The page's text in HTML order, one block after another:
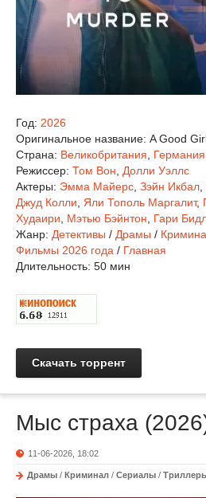
Год: 2026
Оригинальное название: A Good
Страна: Великобритания
Германия
Режиссер: Том Вон
Долли Уэллс
Актеры: Эмма Майерс Зэйн Икбал
Джуд Колли
Яли Тополь Маргалит,
Худаири
Мэтью Бэйнтон
Гари
Жанр: Детективы / Драмы /
Фильмы 2026 года / Главная
Длительность: 50 мин
Скачать торрент
Мыс страха
11-06-2026, 18:02
Драмы / Криминал / Сериалы /